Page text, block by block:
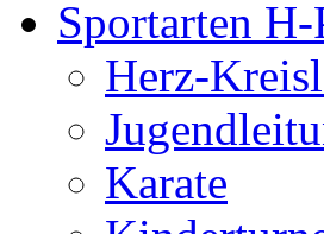
Sportarten H-
Herz-
Karate